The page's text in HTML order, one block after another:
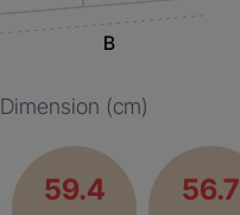
B
Dimension (cm)
59.4 56.7